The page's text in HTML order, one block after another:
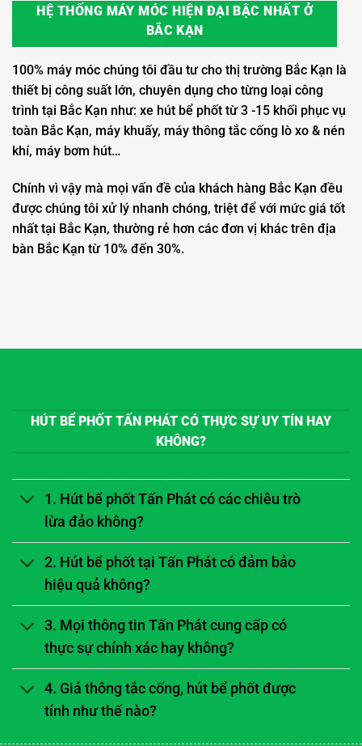
HỆ THỐNG MÁY MÓC HIỆN ĐẠI BẬC NHẤT Ở
BẮC KẠN
100% máy móc chúng tôi đầu tư cho thị trường Bắc Kạn là
thiết bị công suất lớn, chuyên dụng cho từng loại công
trình tại Bắc Kạn như: xe hút bể phốt từ 3 -15 khối phục vụ
toàn Bắc Kạn, máy khuấy, máy thông tắc cống lò xo & nén
khí, máy bơm hút…
Chính vì vậy mà mọi vấn đề của khách hàng Bắc Kạn đều
được chúng tôi xử lý nhanh chóng, triệt để với mức giá tốt
nhất tại Bắc Kạn, thường rẻ hơn các đơn vị khác trên địa
bàn Bắc Kạn từ 10% đến 30%.
HÚT BỂ PHỐT TẤN PHÁT CÓ THỰC SỰ UY TÍN HAY
KHÔNG?
1. Hút bể phốt Tấn Phát có các chiêu trò
lừa đảo không?
2. Hút bể phốt tại Tấn Phát có đảm bảo
hiệu quả không?
3. Mọi thông tin Tấn Phát cung cấp có
thực sự chính xác hay không?
4. Giá thông tắc cống, hút bể phốt được
tính như thế nào?